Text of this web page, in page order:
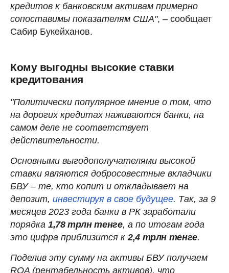
кредитов к банковским активам примерно
сопоставимы показателям США", – сообщает
Сабир Букейханов.
Кому выгодны высокие ставки
кредитования
"Политически популярное мнение о том, что
на дорогих кредитах наживаются банки, на
самом деле не соответствует
действительности.
Основными выгодополучателями высокой
ставки являются добросовестные вкладчики
БВУ – те, кто копит и откладывает на
депозит, инвестируя в свое будущее. Так, за 9
месяцев 2023 года банки в РК заработали
порядка 1,78 трлн тенге, а по итогам года
это цифра приблизится к 2,4 трлн тенге.
Поделив эту сумму на активы БВУ получаем
ROA (рентабельность активов), что